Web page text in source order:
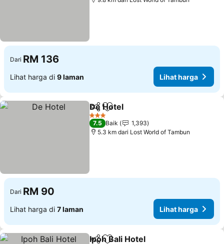
Dari RM 136
Lihat harga di 9 laman Lihat harga
KongsiTambah ke favorit
De Hotel
3 Bintang
7.5 Baik
1,393
5.3 km dari Lost World of Tambun
Dari RM 90
Lihat harga di 7 laman Lihat harga
Ipoh Bali Hotel